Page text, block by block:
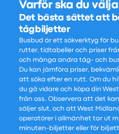
Varför ska du
Det bästa sättet att
tågbiljetter
Busbud är ett sökverktyg för
rutter, tidtabeller och priser
och många andra tåg- och
Du kan jämföra priser,
att söka efter en rutt. Om du
du gå vidare och köpa din
från oss. Observera att det
säljer slut, och att West
operatörer i allmänhet tar ut
minuten-biljetter eller för